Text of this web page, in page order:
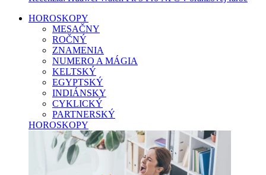
HOROSKOPY
MESAČNY
ROČNÝ
ZNAMENIA
NUMERO A MÁGIA
KELTSKÝ
EGYPTSKÝ
INDIÁNSKY
CYKLICKÝ
PARTNERSKÝ
HOROSKOPY